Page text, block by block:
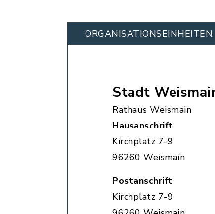
ORGANISATIONS­EINHEITEN
Stadt
Rathaus Weismain
Hausanschrift
Kirchplatz 7-9
96260 Weismain
Postanschrift
Kirchplatz 7-9